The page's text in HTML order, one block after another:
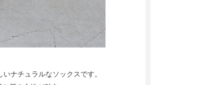
ナチュラルなソックスです。